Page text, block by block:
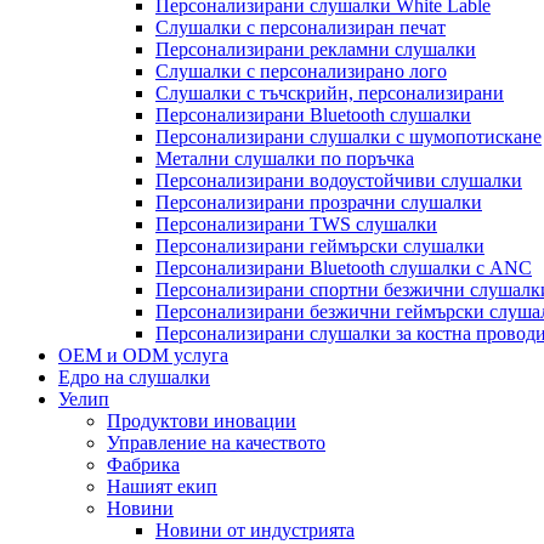
Персонализирани слушалки White Lable
Слушалки с персонализиран печат
Персонализирани рекламни слушалки
Слушалки с персонализирано лого
Слушалки с тъчскрийн, персонализирани
Персонализирани Bluetooth слушалки
Персонализирани слушалки с шумопотискане
Метални слушалки по поръчка
Персонализирани водоустойчиви слушалки
Персонализирани прозрачни слушалки
Персонализирани TWS слушалки
Персонализирани геймърски слушалки
Персонализирани Bluetooth слушалки с ANC
Персонализирани спортни безжични
Персонализирани безжични геймърски
Персонализирани слушалки за костна
OEM и ODM услуга
Едро на слушалки
Уелип
Продуктови иновации
Управление на качеството
Фабрика
Нашият екип
Новини
Новини от индустрията